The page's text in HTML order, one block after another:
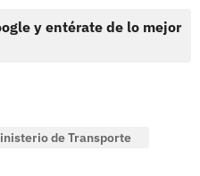
y entérate de lo mejor
de Transporte